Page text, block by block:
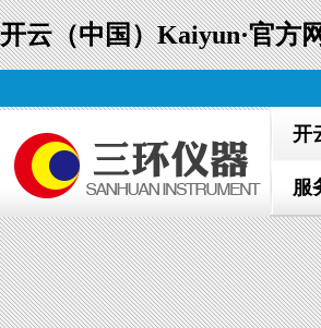
开云（中国）Kaiyun·官方
开
服